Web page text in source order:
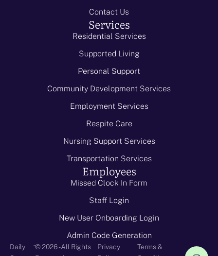
Contact Us
Services
Residential Services
Supported Living
Personal Support
Community Development Services
Employment Services
Respite Care
Nursing Support Services
Transportation Services
Employees
Missed Clock In Form
Staff Login
New User Onboarding Login
Admin Code Generation
Daily
-© 2026 - All Rights
Privacy
Terms &